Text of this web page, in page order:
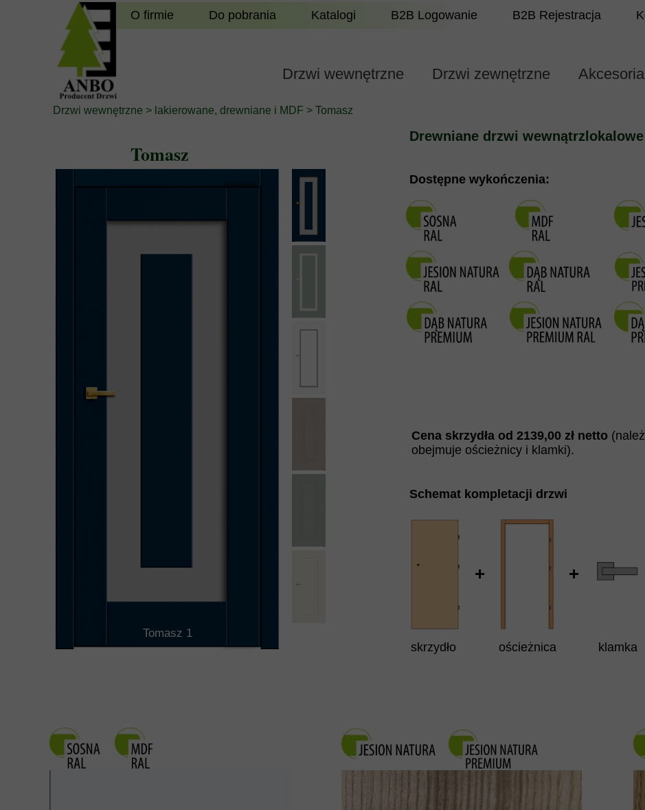
Drzwi wewnętrzne Drzwi zewnętrzne Akcesoria
O firmie Do pobrania Katalogi B2B Logowanie B2B Rejestracja
Drzwi wewnętrzne > lakierowane, drewniane i MDF > Tomasz
klamka
ościeżnica
skrzydło
+
+
Schemat kompletacji drzwi
Dostępne wykończenia:
Cena skrzydła od 2139,00 zł netto
obejmuje ościeżnicy i klamki).
Drewniane drzwi
Tomasz
Tomasz 1